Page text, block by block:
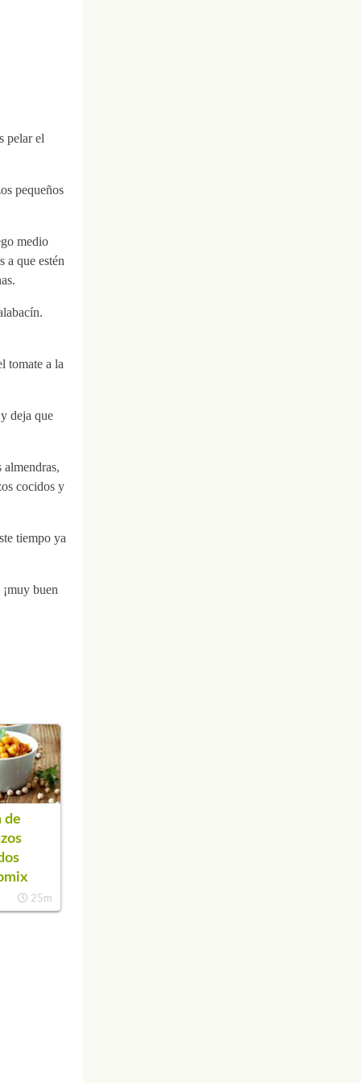
pelar el
pequeños
medio
a que estén
tomate a la
deja que
almendras,
cocidos y
tiempo ya
buen
de
25m